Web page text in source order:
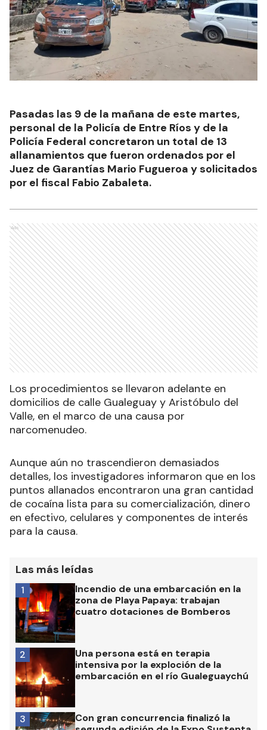
Pasadas las 9 de la mañana de este martes,
personal de la Policía de Entre Ríos y de la
Policía Federal concretaron un total de 13
allanamientos que fueron ordenados por el
Juez de Garantías Mario Fugueroa y solicitados
por el fiscal Fabio Zabaleta.
Ads
Los procedimientos se llevaron adelante en
domicilios de calle Gualeguay y Aristóbulo del
Valle, en el marco de una causa por
narcomenudeo.
Aunque aún no trascendieron demasiados
detalles, los investigadores informaron que en los
puntos allanados encontraron una gran cantidad
de cocaína lista para su comercialización, dinero
en efectivo, celulares y componentes de interés
para la causa.
Las más leídas
Incendio de una embarcación en la
zona de Playa Papaya: trabajan
cuatro dotaciones de Bomberos
1
Una persona está en terapia
intensiva por la exploción de la
embarcación en el río Gualeguaychú
2
Con gran concurrencia finalizó la
3